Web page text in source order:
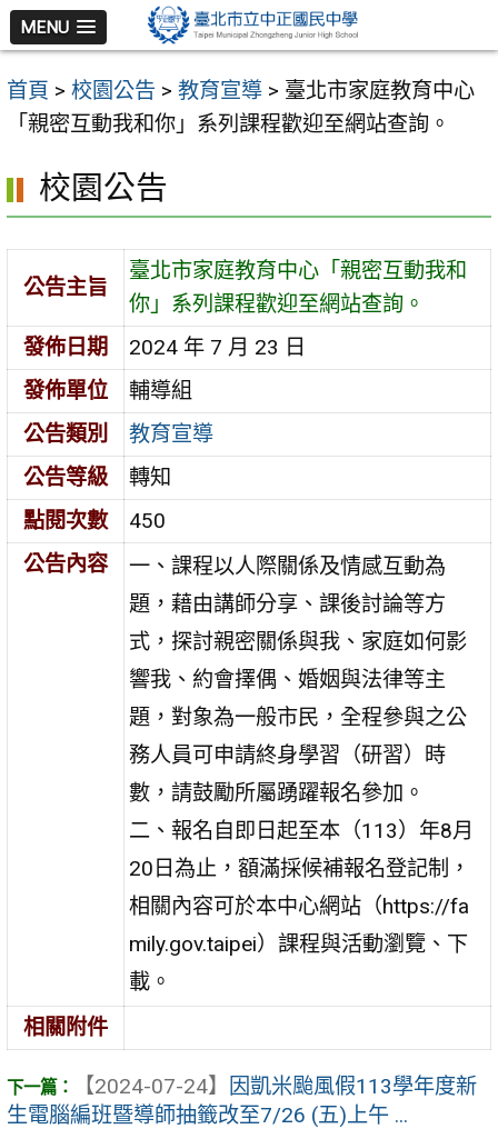
跳
至
主
容
區
MENU
首頁 > 校園公告 > 教育宣導 > 臺北市家庭教育中心
「親密互動我和你」系列課程歡迎至網站查詢。
校園公告
公告主旨
臺北市家庭教育中心「親密互動我和
你」系列課程歡迎至網站查詢。
發佈日期
2024 年 7 月 23 日
發佈單位
輔導組
公告類別
教育宣導
公告等級
轉知
點閱次數
450
公告內容
一、課程以人際關係及情感互動為
題，藉由講師分享、課後討論等方
式，探討親密關係與我、家庭如何影
響我、約會擇偶、婚姻與法律等主
題，對象為一般市民，全程參與之公
務人員可申請終身學習（研習）時
數，請鼓勵所屬踴躍報名參加。
二、報名自即日起至本（113）年8月
20日為止，額滿採候補報名登記制，
相關內容可於本中心網站（https://fa
mily.gov.taipei）課程與活動瀏覽、下
載。
相關附件
【2024-07-24】
因凱米颱風假113學年度新
生電腦編班暨導師抽籤改至7/26 (五)上午 ...